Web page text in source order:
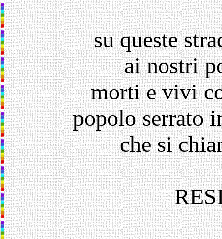
su queste
ai nostri
morti e vivi
popolo serrato
che si